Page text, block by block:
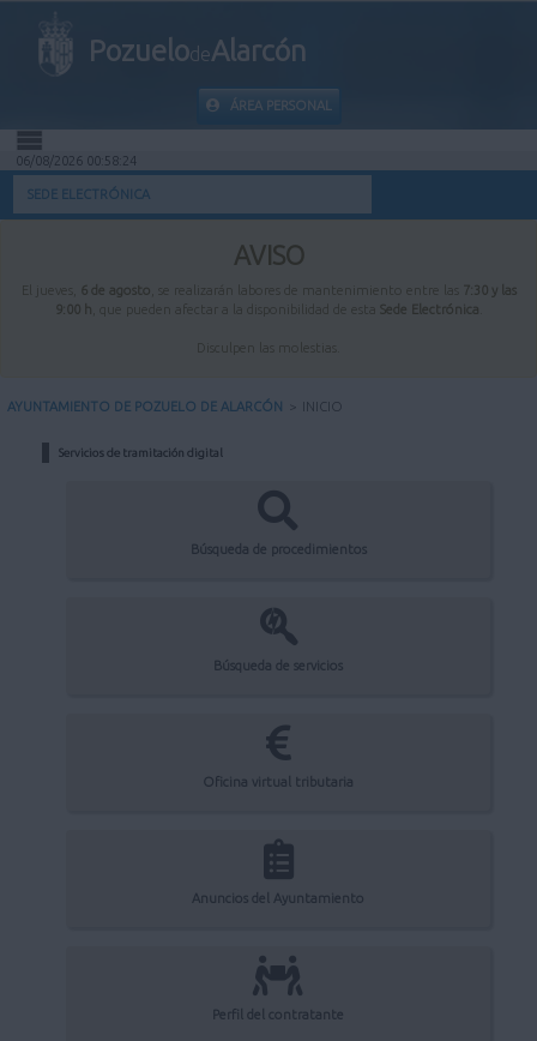
PozuelodeAlarcón
ÁREA PERSONAL
INICIO
INFORMACIÓN PÚBLICA
MI CARPETA
06/08/2026 00:58:24
SEDE ELECTRÓNICA
AVISO
El jueves, 6 de agosto , se realizarán labores de mantenimiento entre las
7:30 y las
9:00 h , que pueden afectar a la disponibilidad de esta Sede Electrónica
Disculpen las molestias.
AYUNTAMIENTO DE POZUELO DE ALARCÓN > INICIO
Servicios de tramitación digital
Búsqueda de procedimientos
Búsqueda de servicios
Oficina virtual tributaria
Anuncios del Ayuntamiento
Perfil del contratante